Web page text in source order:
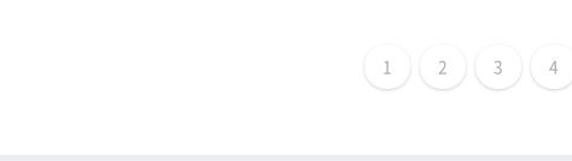
1 2 3 4